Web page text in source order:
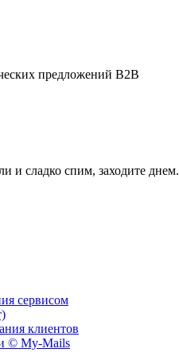
предложений B2B
и сладко спим, заходите днем.
сервисом
клиентов
© My-Mails